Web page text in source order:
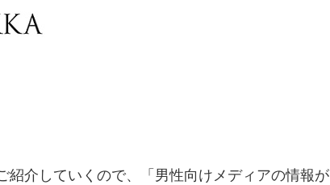
介していくので、「男性向けメディアの情報が